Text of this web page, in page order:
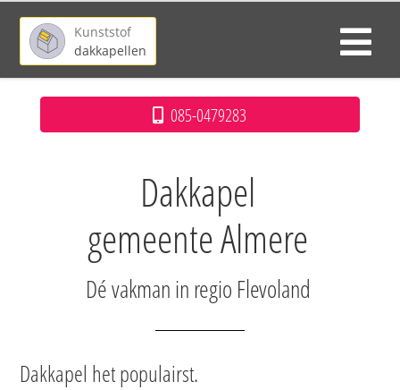
Kunststof
dakkapellen
085-0479283
Dakkapel
gemeente Almere
Dé vakman in regio Flevoland
Dakkapel het populairst.